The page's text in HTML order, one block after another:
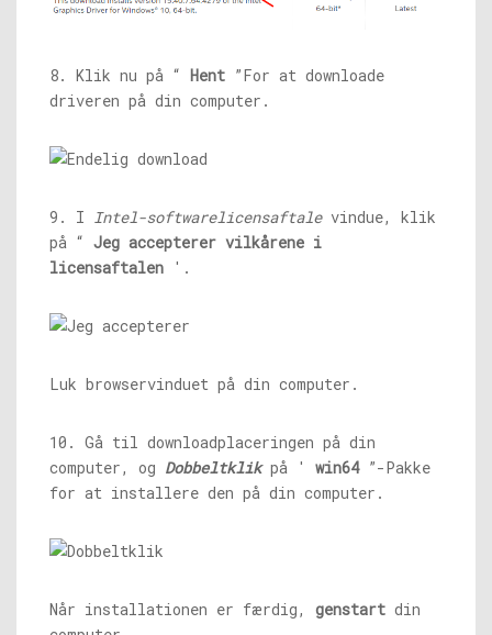
8. Klik nu på “ Hent ”For at downloade
driveren på din computer.
9. I Intel-softwarelicensaftalevindue, klik
på “ Jeg accepterer vilkårene i
licensaftalen '.
Luk browservinduet på din computer.
10. Gå til downloadplaceringen på din
computer, og Dobbeltklik på ' win64”-Pakke
for at installere den på din computer.
Når installationen er færdig, genstart din